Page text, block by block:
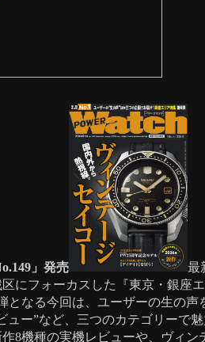
」発売
最
にフォーカスした『東京・銀座
となる今回は、ユーザーの生の声
ュー”など、三つのカテゴリーで
8機種の実機レビューや、ヴィン